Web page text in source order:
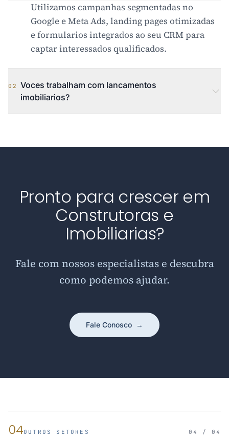
Utilizamos campanhas segmentadas no
Google e Meta Ads, landing pages otimizadas
e formularios integrados ao seu CRM para
captar interessados qualificados.
02
Voces trabalham com lancamentos
imobiliarios?
Pronto para crescer em
Construtoras e
Imobiliarias?
Fale com nossos especialistas e descubra
como podemos ajudar.
Fale Conosco →
04OUTROS SETORES 04 / 04